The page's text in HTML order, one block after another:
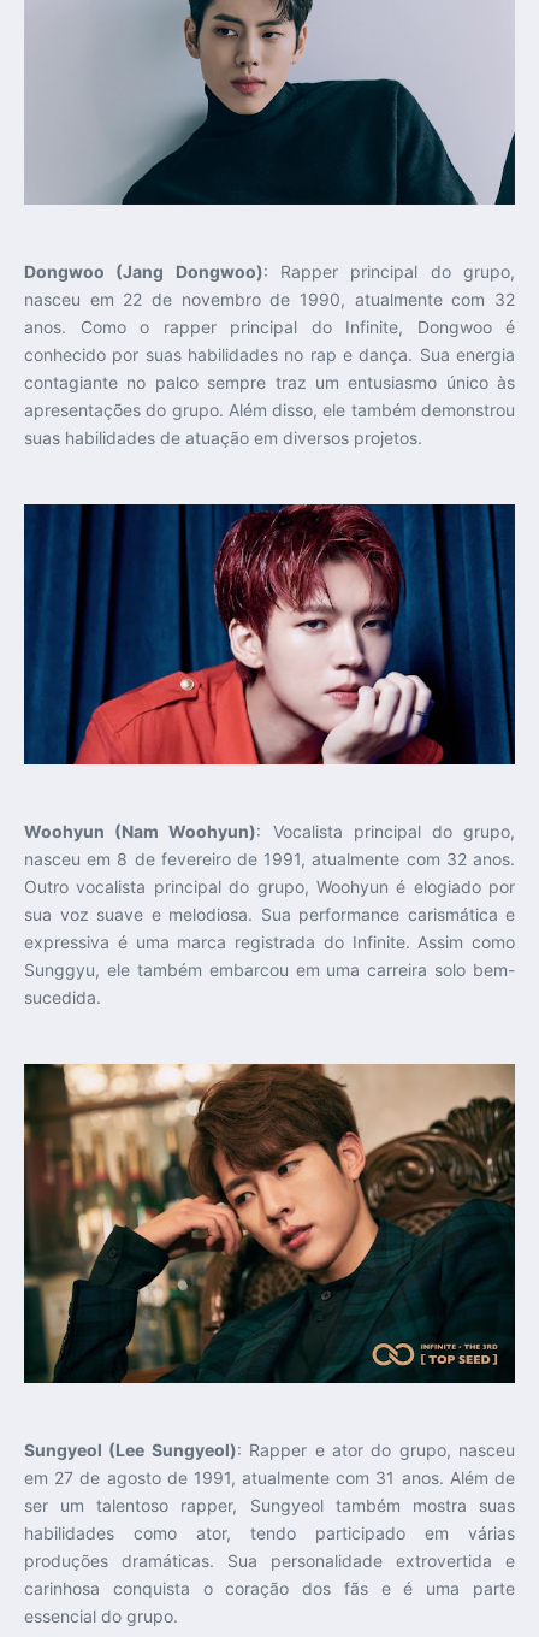
Dongwoo (Jang Dongwoo): Rapper principal do grupo,
nasceu em 22 de novembro de 1990, atualmente com 32
anos. Como o rapper principal do Infinite, Dongwoo é
conhecido por suas habilidades no rap e dança. Sua energia
contagiante no palco sempre traz um entusiasmo único às
apresentações do grupo. Além disso, ele também demonstrou
suas habilidades de atuação em diversos projetos.
Woohyun (Nam Woohyun): Vocalista principal do grupo,
nasceu em 8 de fevereiro de 1991, atualmente com 32 anos.
Outro vocalista principal do grupo, Woohyun é elogiado por
sua voz suave e melodiosa. Sua performance carismática e
expressiva é uma marca registrada do Infinite. Assim como
Sunggyu, ele também embarcou em uma carreira solo bem-
sucedida.
Sungyeol (Lee Sungyeol): Rapper e ator do grupo, nasceu
em 27 de agosto de 1991, atualmente com 31 anos. Além de
ser um talentoso rapper, Sungyeol também mostra suas
habilidades como ator, tendo participado em várias
produções dramáticas. Sua personalidade extrovertida e
carinhosa conquista o coração dos fãs e é uma parte
essencial do grupo.